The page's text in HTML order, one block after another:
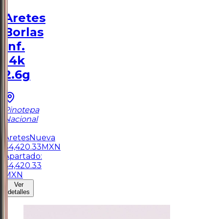
Aretes
Borlas
Inf.
14k
2.6g
Pinotepa
Nacional
1
AretesNueva
$4,420.33 MXN
Apartado:
$4,420.33
MXN
Ver
detalles